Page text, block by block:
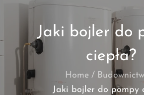
Jaki bojler do
ciepła?
Home
Jaki bojler do pompy